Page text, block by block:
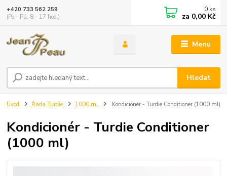
Menu
Hledat
+420 733 562 259
(Po - Pá, 8 - 17 hod.)
0 ks
za 0,00 Kč
Úvod Řada Turdie 1000 ml Kondicionér - Turdie Conditioner (1000 ml)
Kondicionér - Turdie Conditioner
(1000 ml)